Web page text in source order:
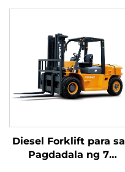
Diesel Forklift para sa
Pagdadala ng 7